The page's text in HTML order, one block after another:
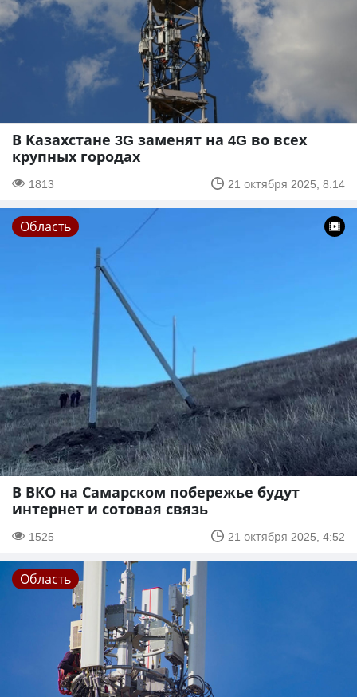
В Казахстане 3G заменят на 4G во всех
крупных городах
1813 21 октября 2025, 8:14
Область
В ВКО на Самарском побережье будут
интернет и сотовая связь
1525 21 октября 2025, 4:52
Область